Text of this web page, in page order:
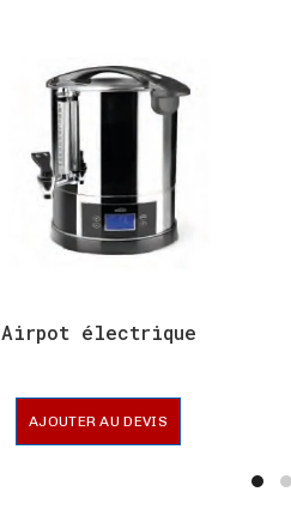
Airpot électrique
AJOUTER AU DEVIS